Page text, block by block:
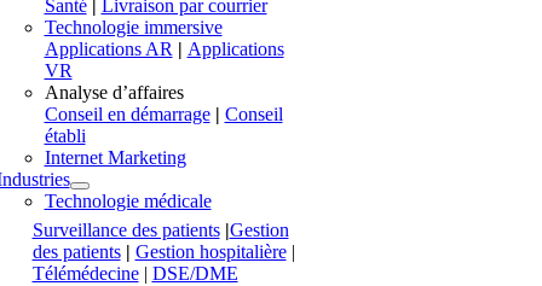
Santé | Livraison par courrier
Technologie immersive
Applications AR| Applications
VR
Analyse d’affaires
Conseil en démarrage| Conseil
établi
Internet Marketing
Technologie médicale
Surveillance des patients |Gestion
des patients| Gestion hospitalière|
Télémédecine| DSE/DME